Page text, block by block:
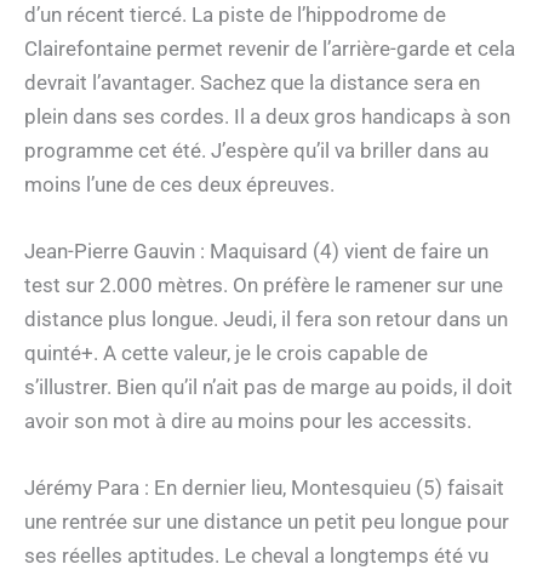
d’un récent tiercé. La piste de l’hippodrome de
Clairefontaine permet revenir de l’arrière-garde et cela
devrait l’avantager. Sachez que la distance sera en
plein dans ses cordes. Il a deux gros handicaps à son
programme cet été. J’espère qu’il va briller dans au
moins l’une de ces deux épreuves.
Jean-Pierre Gauvin : Maquisard (4) vient de faire un
test sur 2.000 mètres. On préfère le ramener sur une
distance plus longue. Jeudi, il fera son retour dans un
quinté+. A cette valeur, je le crois capable de
s’illustrer. Bien qu’il n’ait pas de marge au poids, il doit
avoir son mot à dire au moins pour les accessits.
Jérémy Para : En dernier lieu, Montesquieu (5) faisait
une rentrée sur une distance un petit peu longue pour
ses réelles aptitudes. Le cheval a longtemps été vu